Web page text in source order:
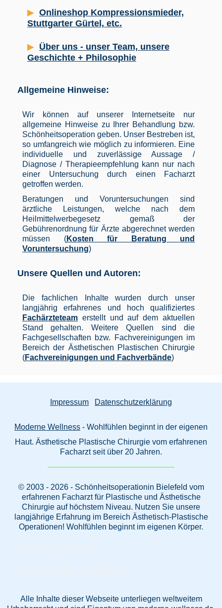
Onlineshop Kompressionsmieder,
Stuttgarter Gürtel, etc.
Über uns - unser Team, unsere
Geschichte + Philosophie
Allgemeine Hinweise:
Wir können auf unserer Internetseite nur
allgemeine Hinweise zu Ihrer Behandlung bzw.
Schönheitsoperation geben. Unser Bestreben ist,
so umfangreich wie möglich zu informieren. Eine
individuelle und zuverlässige Aussage /
Diagnose / Therapieempfehlung kann nur nach
einer Untersuchung durch einen Facharzt
getroffen werden.
Beratungen und Voruntersuchungen sind
ärztliche Leistungen, welche nach dem
Heilmittelwerbegesetz gemaß der
Gebührenordnung für Ärzte abgerechnet werden
müssen (Kosten für Beratung und
Voruntersuchung)
Unsere Quellen und Autoren:
Die fachlichen Inhalte wurden durch unser
langjährig erfahrenes und hoch qualifiziertes
Fachärzteteam erstellt und auf dem aktuellen
Stand gehalten. Weitere Quellen sind die
Fachgesellschaften bzw. Fachvereinigungen im
Bereich der Ästhetischen Plastischen Chirurgie
(Fachvereinigungen und Fachverbände)
Impressum Datenschutzerklärung
Moderne Wellness - Wohlfühlen beginnt in der eigenen
Haut. Ästhetische Plastische Chirurgie vom erfahrenen
Facharzt seit über 20 Jahren.
© 2003 - 2026 - Schönheitsoperationin Bielefeld vom
erfahrenen Facharzt für Plastische und Ästhetische
Chirurgie auf höchstem Niveau. Nutzen Sie unsere
langjährige Erfahrung im Bereich Ästhetisch-Plastische
Operationen! Wohlfühlen beginnt im eigenen Körper.
Alle Inhalte dieser Webseite unterliegen weltweitem